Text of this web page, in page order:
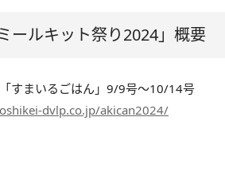
ールキット祭り2024」概要
すまいるごはん」9/9号～10/14号
dvlp.co.jp/akican2024/